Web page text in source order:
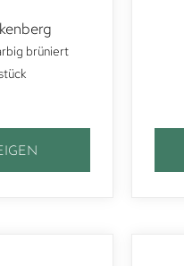
brüniert